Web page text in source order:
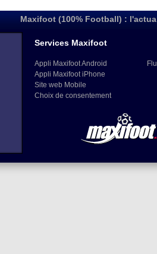
Maxifoot (100% Football) :
Services Maxifoot
Appli Maxifoot Android
Appli Maxifoot iPhone
Site web Mobile
Choix de consentement